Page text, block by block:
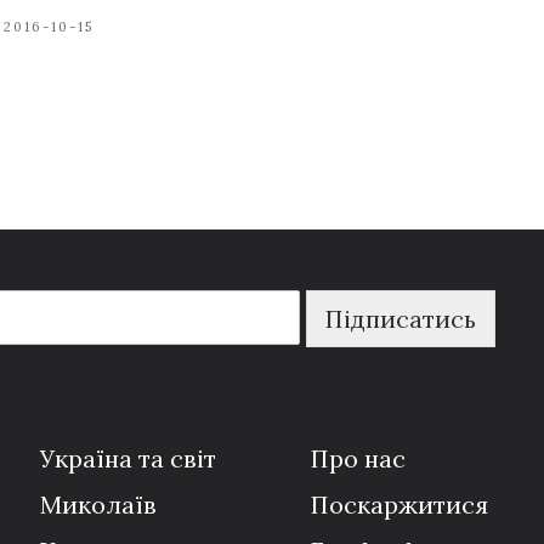
2016-10-15
Підписатись
Україна та світ
Миколаїв
Про нас
Поскаржитися